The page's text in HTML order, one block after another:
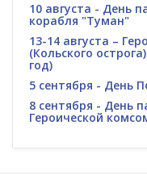
10 августа - День
корабля "Туман"
13-14 августа –
(Кольского
год)
5 сентября - День
8 сентября - День
Героической